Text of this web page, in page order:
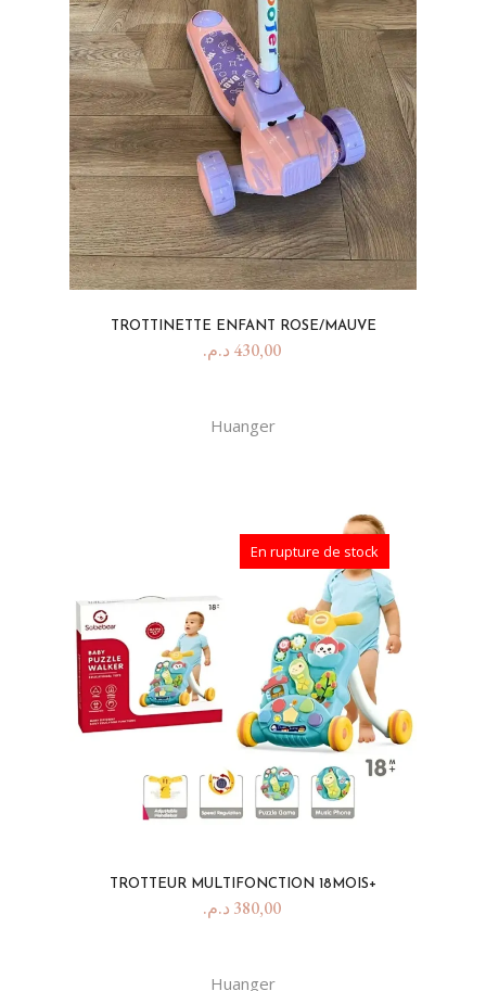
TROTTINETTE ENFANT ROSE/MAUVE
430,00 د.م.
Huanger
En rupture de stock
TROTTEUR MULTIFONCTION 18MOIS+
380,00 د.م.
Huanger